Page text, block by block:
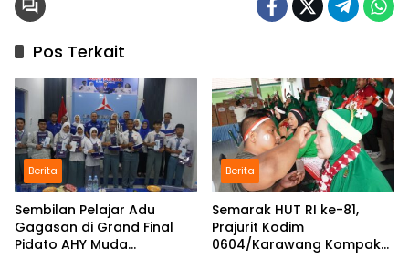
Pos Terkait
Berita
Sembilan Pelajar Adu
Gagasan di Grand Final
Pidato AHY Muda
Berita
Semarak HUT RI ke-81,
Prajurit Kodim
0604/Karawang Kompak